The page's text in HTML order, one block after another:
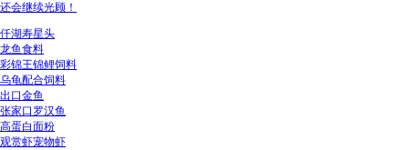
还会继续光顾！
仟湖寿星头
龙鱼食料
彩锦王锦鲤饲料
乌龟配合饲料
出口金鱼
张家口罗汉鱼
高蛋白面粉
观赏虾宠物虾